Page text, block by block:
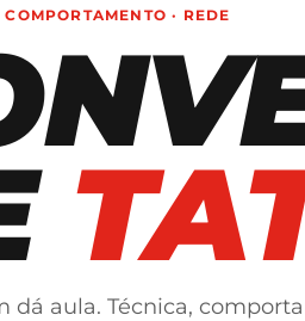
COMPORTAMENTO · REDE
dá aula. Técnica,